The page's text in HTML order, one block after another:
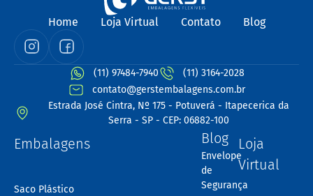
Home Loja Virtual Contato Blog
(11) 97484-7940
(11) 3164-2028
contato@gerstembalagens.com.br
Estrada José Cintra, Nº 175 - Potuverá - Itapecerica da
Serra - SP - CEP: 06882-100
Embalagens
Saco Plástico
Blog
Envelope
de
Segurança
Loja
Virtual